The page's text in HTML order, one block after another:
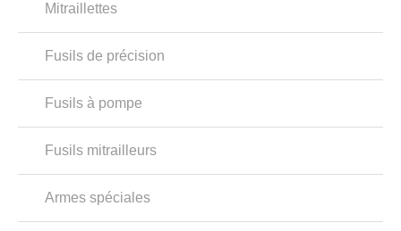
Mitraillettes
Fusils de précision
Fusils à pompe
Fusils mitrailleurs
Armes spéciales